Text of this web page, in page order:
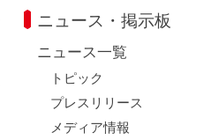
ニュース・掲示板
ニュース一覧
トピック
プレスリリース
メディア情報